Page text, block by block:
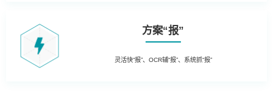
方案“报”
灵活快“报”、OCR辅“报”、系统抓“报”